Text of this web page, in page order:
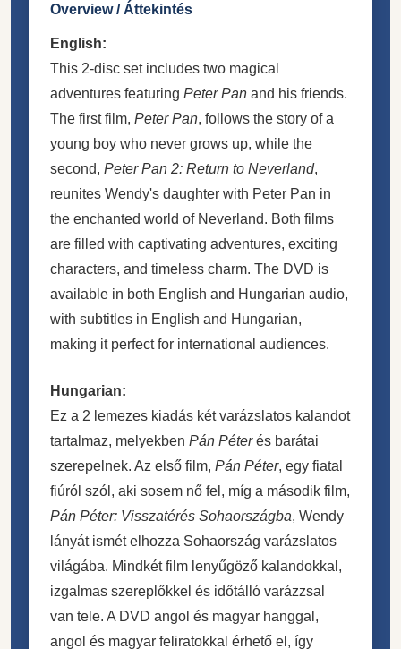
Overview / Áttekintés
English:
This 2-disc set includes two magical
adventures featuring Peter Pan and his friends.
The first film, Peter Pan, follows the story of a
young boy who never grows up, while the
second, Peter Pan 2: Return to Neverland,
reunites Wendy's daughter with Peter Pan in
the enchanted world of Neverland. Both films
are filled with captivating adventures, exciting
characters, and timeless charm. The DVD is
available in both English and Hungarian audio,
with subtitles in English and Hungarian,
making it perfect for international audiences.
Hungarian:
Ez a 2 lemezes kiadás két varázslatos kalandot
tartalmaz, melyekben Pán Péterés barátai
szerepelnek. Az első film, Pán Péter, egy fiatal
fiúról szól, aki sosem nő fel, míg a második film,
Pán Péter: Visszatérés Sohaországba, Wendy
lányát ismét elhozza Sohaország varázslatos
világába. Mindkét film lenyűgöző kalandokkal,
izgalmas szereplőkkel és időtálló varázzsal
van tele. A DVD angol és magyar hanggal,
angol és magyar feliratokkal érhető el, így